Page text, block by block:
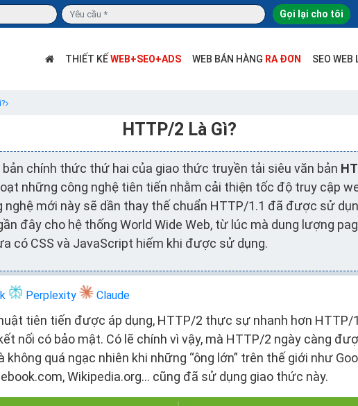
Gọi lại cho tôi
THIẾT KẾWEB+SEO+ADS WEB BÁN HÀNG RA ĐƠN SEO WEB
HTTP/2 Là Gì?
bản chính thức thứ hai của giao thức truyền tải siêu văn bản
những công nghệ tiên tiến nhằm cải thiện tốc độ truy cập
nghệ mới này sẽ dần thay thế chuẩn HTTP/1.1 đã được sử
đây cho hệ thống World Wide Web, từ lúc mà dung lượng
có CSS và JavaScript hiếm khi được sử dụng.
Perplexity Claude
tiên tiến được áp dụng, HTTP/2 thực sự nhanh hơn HTTP/
nối có bảo mật. Có lẽ chính vì vậy, mà HTTP/2 ngày càng
không quá ngạc nhiên khi những “ông lớn” trên thế giới như
Wikipedia.org… cũng đã sử dụng giao thức này.